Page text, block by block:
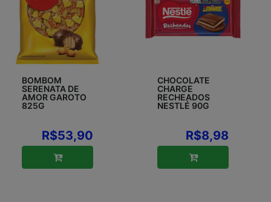
BOMBOM
SERENATA DE
AMOR GAROTO
825G
R$53,90
CHOCOLATE
CHARGE
RECHEADOS
NESTLÉ 90G
R$8,98